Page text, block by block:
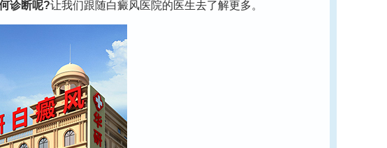
诊断呢?让我们跟随白癜风医院的医生去了解更多。